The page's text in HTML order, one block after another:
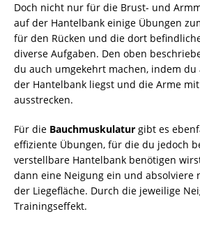
Doch nicht nur für die Brust- und
auf der Hantelbank einige Übungen
für den Rücken und die dort
diverse Aufgaben. Den oben
du auch umgekehrt machen, indem
der Hantelbank liegst und die Arme
ausstrecken.
Für die Bauchmuskulatur gibt es
effiziente Übungen, für die du jedoch
verstellbare Hantelbank benötigen
dann eine Neigung ein und absolviere
der Liegefläche. Durch die jeweilige
Trainingseffekt.